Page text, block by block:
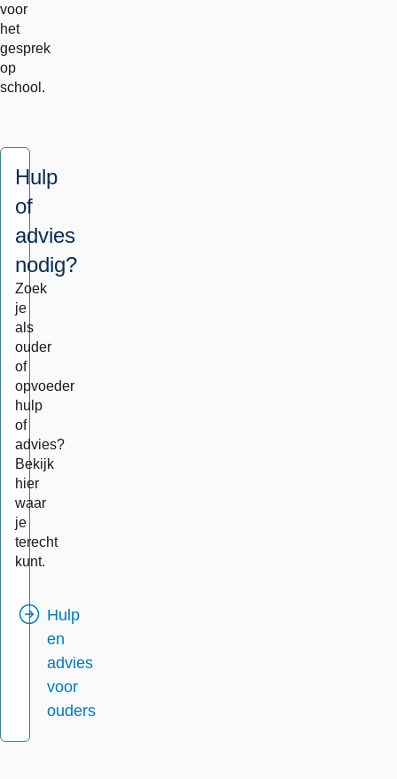
voor
het
gesprek
op
school.
Hulp
of
advies
nodig?
Zoek
je
als
ouder
of
opvoeder
hulp
of
advies?
Bekijk
hier
waar
je
terecht
kunt.
Hulp
en
advies
voor
ouders